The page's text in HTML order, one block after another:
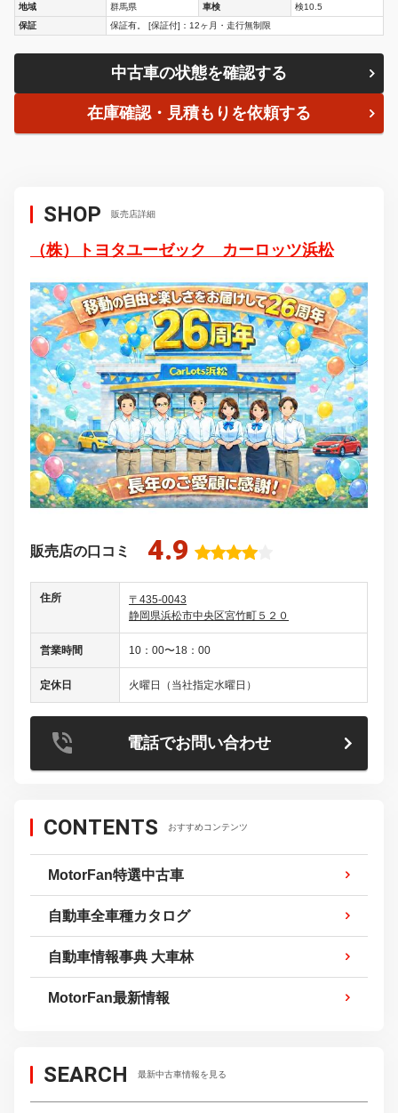
地域
群馬県 車検
検10.5
保証
保証有。 [保証付]：12ヶ月・走行無制限
中古車の状態を確認する
在庫確認・見積もりを依頼する
SHOP 販売店詳細
（株）トヨタユーゼック カーロッツ浜松
販売店の口コミ 4.9
住所
〒435-0043
静岡県浜松市中央区宮竹町５２０
営業時間 10：00〜18：00
定休日 火曜日（当社指定水曜日）
電話でお問い合わせ
CONTENTS おすすめコンテンツ
MotorFan特選中古車
自動車全車種カタログ
自動車情報事典 大車林
MotorFan最新情報
SEARCH 最新中古車情報を見る